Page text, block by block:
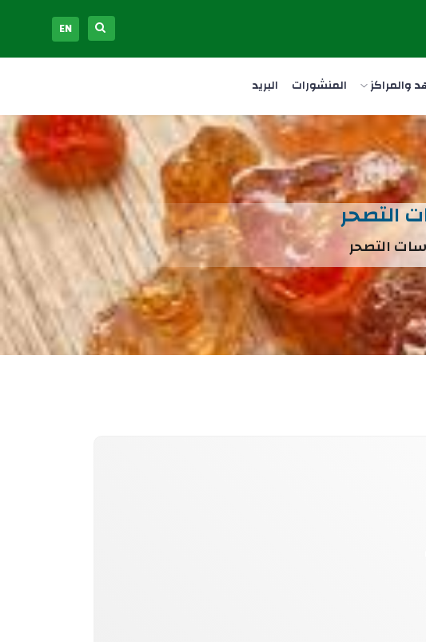
EN
والمراكز المنشورات البريد
التصحر
التصحر